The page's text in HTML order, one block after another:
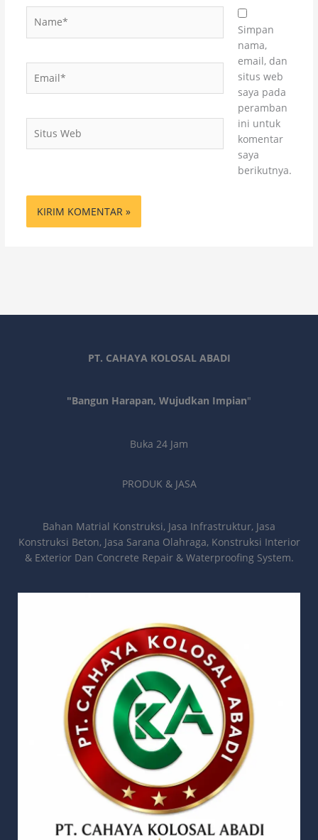
Web
Simpan
nama,
email, dan
situs web
saya pada
peramban
ini untuk
komentar
saya
berikutnya.
PT. CAHAYA KOLOSAL ABADI
"Bangun Harapan, Wujudkan Impian"
Buka 24 Jam
PRODUK & JASA
Bahan Matrial Konstruksi, Jasa Infrastruktur, Jasa
Konstruksi Beton, Jasa Sarana Olahraga, Konstruksi Interior
& Exterior Dan Concrete Repair & Waterproofing System.